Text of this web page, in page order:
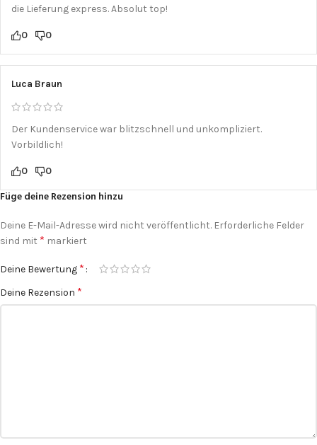
die Lieferung express. Absolut top!
0 0
Luca Braun
Der Kundenservice war blitzschnell und unkompliziert.
Vorbildlich!
0 0
Füge deine Rezension hinzu
Deine E-Mail-Adresse wird nicht veröffentlicht. Erforderliche Felder
sind mit * markiert
Deine Bewertung *
Deine Rezension *